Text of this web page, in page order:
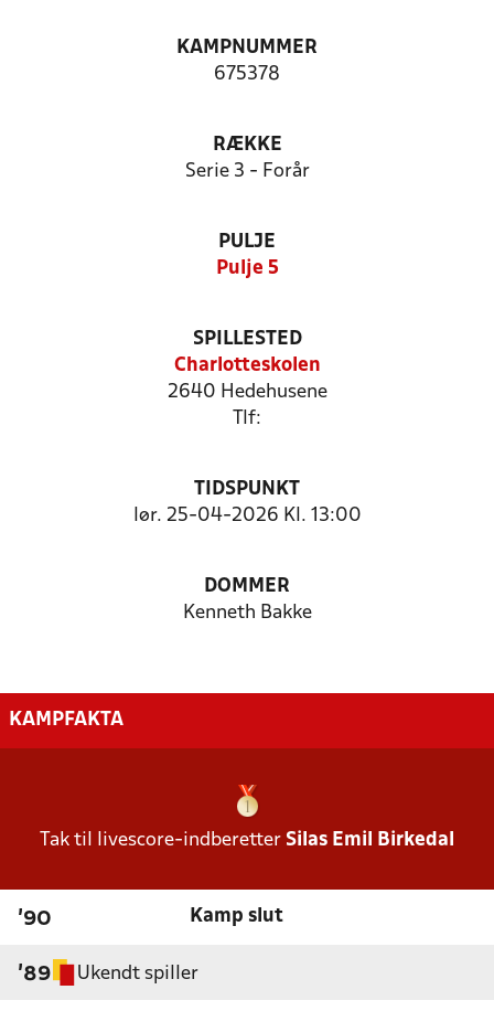
KAMPNUMMER
675378
RÆKKE
Serie 3 - Forår
PULJE
Pulje 5
SPILLESTED
Charlotteskolen
2640 Hedehusene
Tlf:
TIDSPUNKT
lør. 25-04-2026 Kl. 13:00
DOMMER
Kenneth Bakke
KAMPFAKTA
Tak til livescore-indberetter Silas Emil Birkedal
'90 Kamp slut
'89 Ukendt spiller